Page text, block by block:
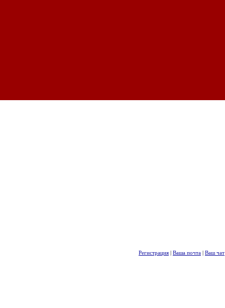
Регистрация | Ваша почта | Ваш чат